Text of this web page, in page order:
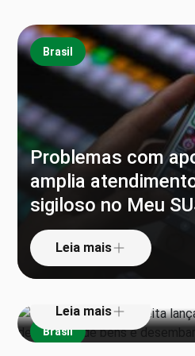
Brasil
Problemas com
amplia
sigiloso no Meu
Leia mais
Brasil
‘Pula alfândega’:
sistema que agiliza
bens e
Leia mais